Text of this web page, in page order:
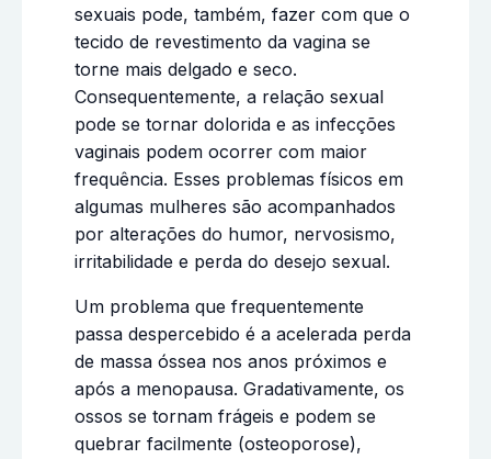
sexuais pode, também, fazer com que o
tecido de revestimento da vagina se
torne mais delgado e seco.
Consequentemente, a relação sexual
pode se tornar dolorida e as infecções
vaginais podem ocorrer com maior
frequência. Esses problemas físicos em
algumas mulheres são acompanhados
por alterações do humor, nervosismo,
irritabilidade e perda do desejo sexual.
Um problema que frequentemente
passa despercebido é a acelerada perda
de massa óssea nos anos próximos e
após a menopausa. Gradativamente, os
ossos se tornam frágeis e podem se
quebrar facilmente (osteoporose),